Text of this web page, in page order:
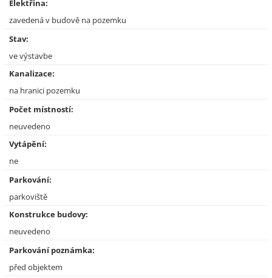
Elektřina:
zavedená v budově na pozemku
Stav:
ve výstavbe
Kanalizace:
na hranici pozemku
Počet místností:
neuvedeno
Vytápění:
ne
Parkování:
parkoviště
Konstrukce budovy:
neuvedeno
Parkování poznámka:
před objektem